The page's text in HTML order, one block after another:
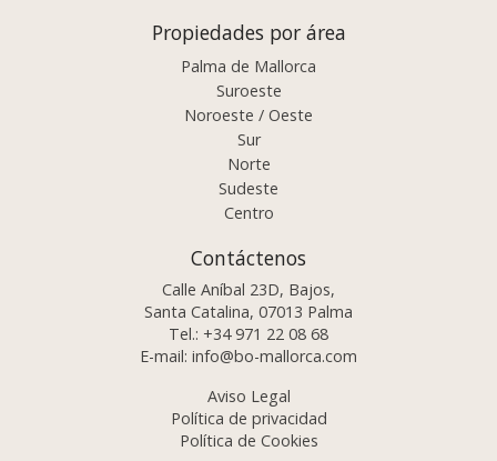
Propiedades por área
Palma de Mallorca
Suroeste
Noroeste / Oeste
Sur
Norte
Sudeste
Centro
Contáctenos
Calle Aníbal 23D, Bajos,
Santa Catalina, 07013 Palma
Tel.: +34 971 22 08 68
E-mail: info@bo-mallorca.com
Aviso Legal
Política de privacidad
Política de Cookies